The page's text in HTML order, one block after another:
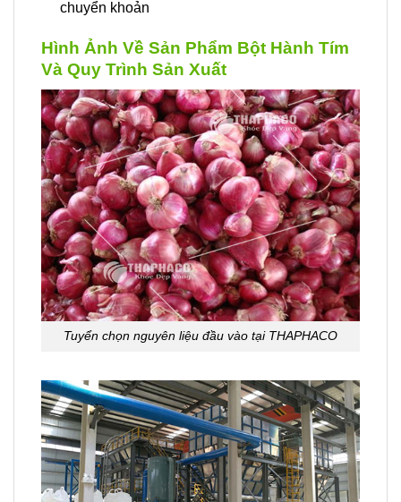
chuyển khoản
Hình Ảnh Về Sản Phẩm Bột Hành Tím
Và Quy Trình Sản Xuất
Tuyển chọn nguyên liệu đầu vào tại THAPHACO